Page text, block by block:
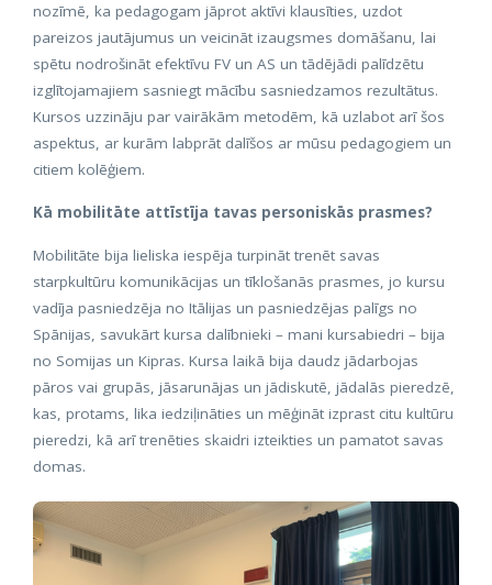
nozīmē, ka pedagogam jāprot aktīvi klausīties, uzdot
pareizos jautājumus un veicināt izaugsmes domāšanu, lai
spētu nodrošināt efektīvu FV un AS un tādējādi palīdzētu
izglītojamajiem sasniegt mācību sasniedzamos rezultātus.
Kursos uzzināju par vairākām metodēm, kā uzlabot arī šos
aspektus, ar kurām labprāt dalīšos ar mūsu pedagogiem un
citiem kolēģiem.
Kā mobilitāte attīstīja tavas personiskās prasmes?
Mobilitāte bija lieliska iespēja turpināt trenēt savas
starpkultūru komunikācijas un tīklošanās prasmes, jo kursu
vadīja pasniedzēja no Itālijas un pasniedzējas palīgs no
Spānijas, savukārt kursa dalībnieki – mani kursabiedri – bija
no Somijas un Kipras. Kursa laikā bija daudz jādarbojas
pāros vai grupās, jāsarunājas un jādiskutē, jādalās pieredzē,
kas, protams, lika iedziļināties un mēģināt izprast citu kultūru
pieredzi, kā arī trenēties skaidri izteikties un pamatot savas
domas.